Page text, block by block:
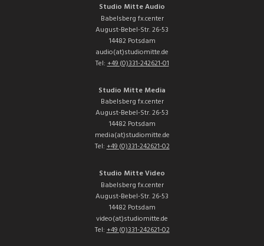
Studio Mitte Audio
Babelsberg fx.center
August-Bebel-Str. 26-53
14482 Potsdam
audio(at)studiomitte.de
Tel:+49 (0)331-242621-01
Studio Mitte Media
Babelsberg fx.center
August-Bebel-Str. 26-53
14482 Potsdam
media(at)studiomitte.de
Tel:+49 (0)331-242621-02
Studio Mitte Video
Babelsberg fx.center
August-Bebel-Str. 26-53
14482 Potsdam
video(at)studiomitte.de
Tel:+49 (0)331-242621-02